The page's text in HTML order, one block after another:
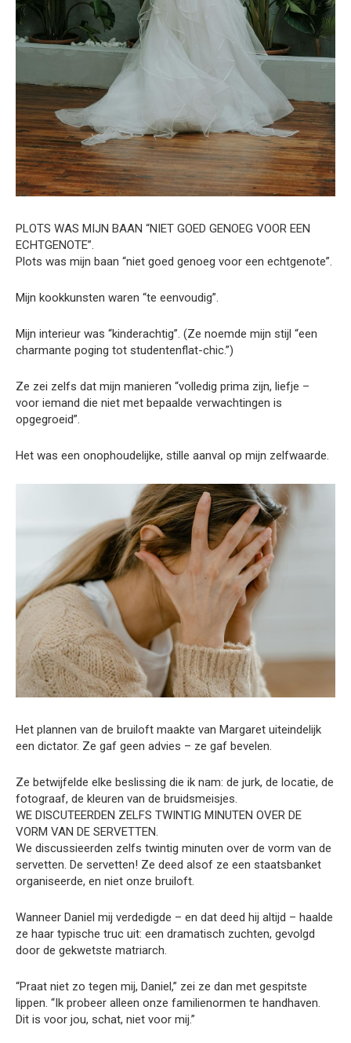
PLOTS WAS MIJN BAAN “NIET GOED GENOEG VOOR EEN
ECHTGENOTE”.
Plots was mijn baan “niet goed genoeg voor een echtgenote”.
Mijn kookkunsten waren “te eenvoudig”.
Mijn interieur was “kinderachtig”. (Ze noemde mijn stijl “een
charmante poging tot studentenflat-chic.”)
Ze zei zelfs dat mijn manieren “volledig prima zijn, liefje –
voor iemand die niet met bepaalde verwachtingen is
opgegroeid”.
Het was een onophoudelijke, stille aanval op mijn zelfwaarde.
Het plannen van de bruiloft maakte van Margaret uiteindelijk
een dictator. Ze gaf geen advies – ze gaf bevelen.
Ze betwijfelde elke beslissing die ik nam: de jurk, de locatie, de
fotograaf, de kleuren van de bruidsmeisjes.
WE DISCUTEERDEN ZELFS TWINTIG MINUTEN OVER DE
VORM VAN DE SERVETTEN.
We discussieerden zelfs twintig minuten over de vorm van de
servetten. De servetten! Ze deed alsof ze een staatsbanket
organiseerde, en niet onze bruiloft.
Wanneer Daniel mij verdedigde – en dat deed hij altijd – haalde
ze haar typische truc uit: een dramatisch zuchten, gevolgd
door de gekwetste matriarch.
“Praat niet zo tegen mij, Daniel,” zei ze dan met gespitste
lippen. “Ik probeer alleen onze familienormen te handhaven.
Dit is voor jou, schat, niet voor mij.”